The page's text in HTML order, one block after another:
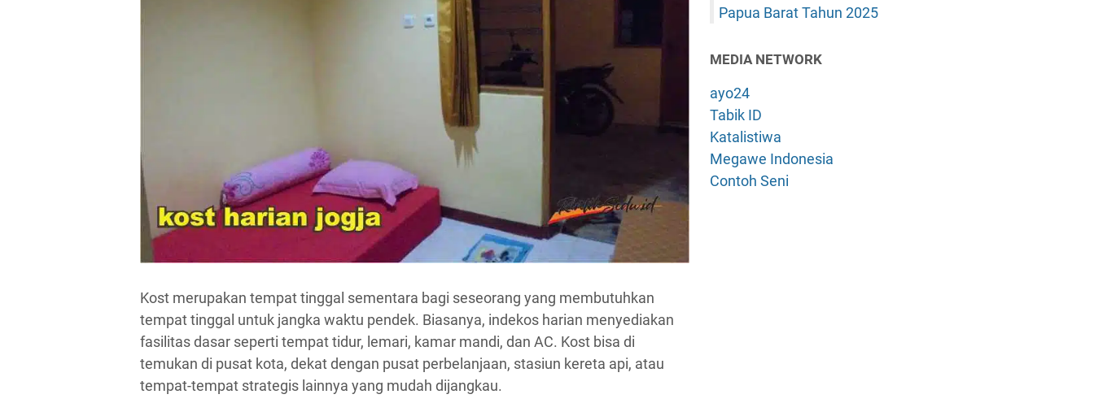
Kost merupakan tempat tinggal sementara bagi seseorang yang membutuhkan
tempat tinggal untuk jangka waktu pendek. Biasanya, indekos harian menyediakan
fasilitas dasar seperti tempat tidur, lemari, kamar mandi, dan AC. Kost bisa di
temukan di pusat kota, dekat dengan pusat perbelanjaan, stasiun kereta api, atau
tempat-tempat strategis lainnya yang mudah dijangkau.
Papua Barat Tahun 2025
MEDIA NETWORK
ayo24
Tabik ID
Katalistiwa
Megawe Indonesia
Contoh Seni